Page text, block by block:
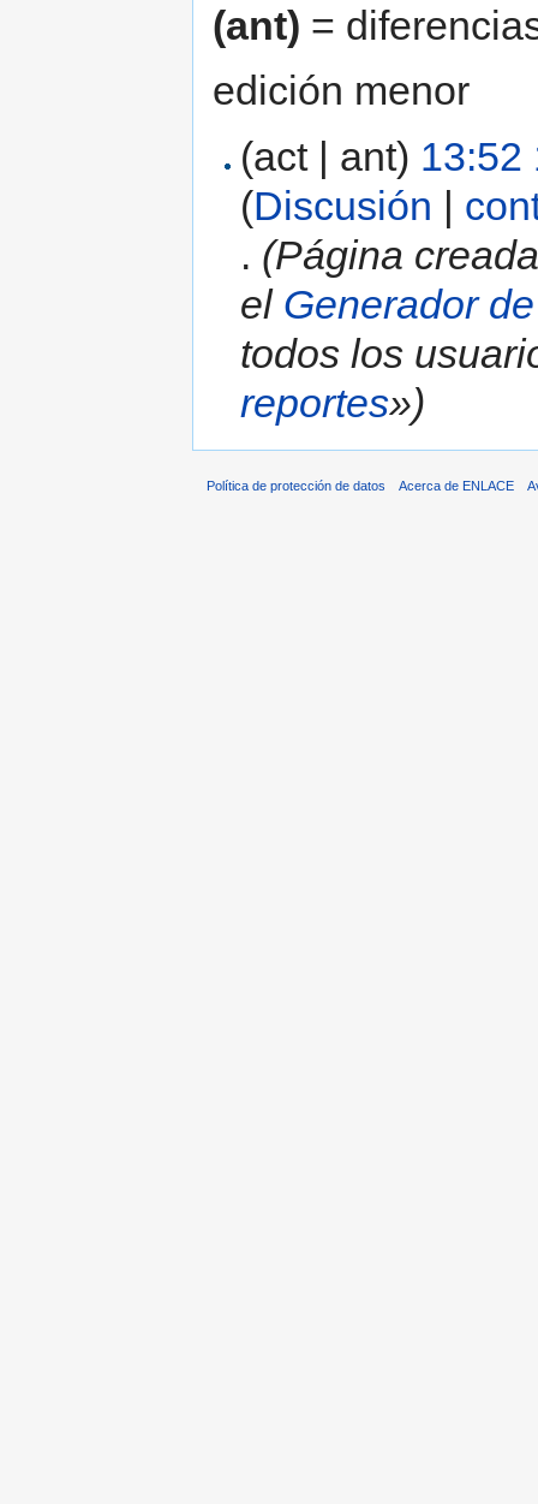
(ant) =
edición menor
(act | ant) 13:52
(Discusión |
. (Página
el Generador
todos los
reportes»)
Política de protección de datos Acerca de ENLACE